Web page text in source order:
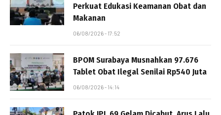
Perkuat Edukasi Keamanan Obat dan
Makanan
06/08/2026 - 17:52
BPOM Surabaya Musnahkan 97.676
Tablet Obat Ilegal Senilai Rp540 Juta
06/08/2026 - 14:14